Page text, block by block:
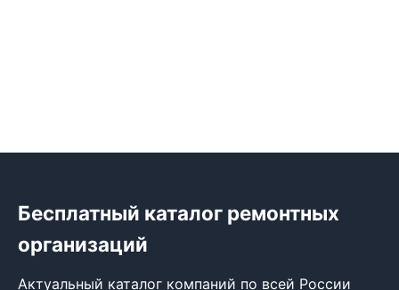
Бесплатный каталог ремонтных
организаций
Актуальный каталог компаний по всей России